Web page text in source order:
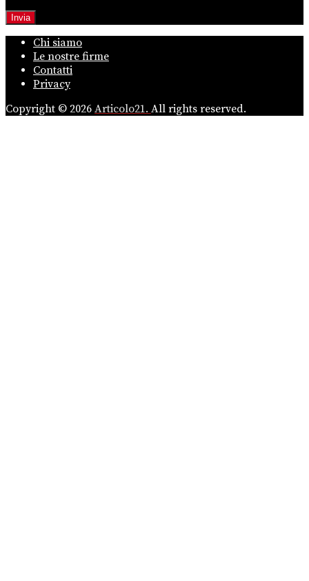
Chi siamo
Le nostre firme
Contatti
Privacy
Copyright © 2026 Articolo21. All rights reserved.